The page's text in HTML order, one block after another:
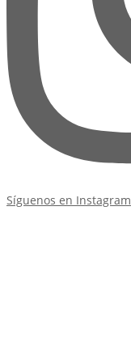
Síguenos en Instagram